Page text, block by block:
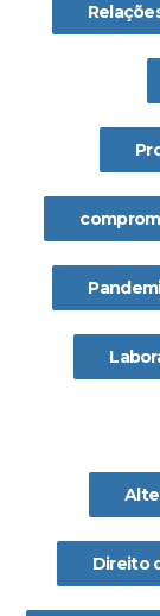
Direito